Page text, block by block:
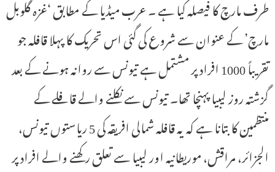
طرف مارچ کا فیصلہ کیا ہے ۔ عرب میڈیا کے مطابق ‘غزہ گلوبل
مارچ’ کے عنوان سے شروع کی گئی اس تحریک کا پہلا قافلہ جو
تقریباً 1000 افراد پر مشتمل ہے تیونس سے روانہ ہونے کے بعد
گزشتہ روز لیبیا پہنچا تھا۔ تیونس سے نکلنے والے قافلے کے
منتظمین کابتانا ہے کہ یہ قافلہ شمالی افریقہ کی 5 ریاستوں تیونس،
الجزائر، مراقش، موریطانیہ اور لیبیا سے تعلق رکھنے والے افراد پر